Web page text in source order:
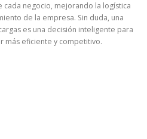
cada negocio, mejorando la logística
de la empresa. Sin duda, una
es una decisión inteligente para
más eficiente y competitivo.